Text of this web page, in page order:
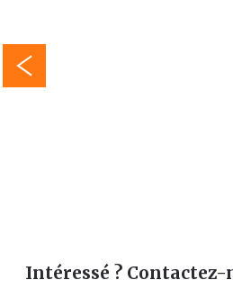
Intéressé ? Contactez-